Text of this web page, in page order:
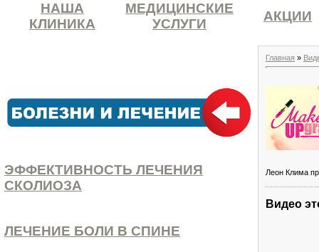
НАША
КЛИНИКА
МЕДИЦИНСКИЕ
УСЛУГИ
АКЦИИ
ЭФФЕКТИВНОСТЬ ЛЕЧЕНИЯ
СКОЛИОЗА
ЛЕЧЕНИЕ БОЛИ В СПИНЕ
Главная »
Леон Клима
Видео